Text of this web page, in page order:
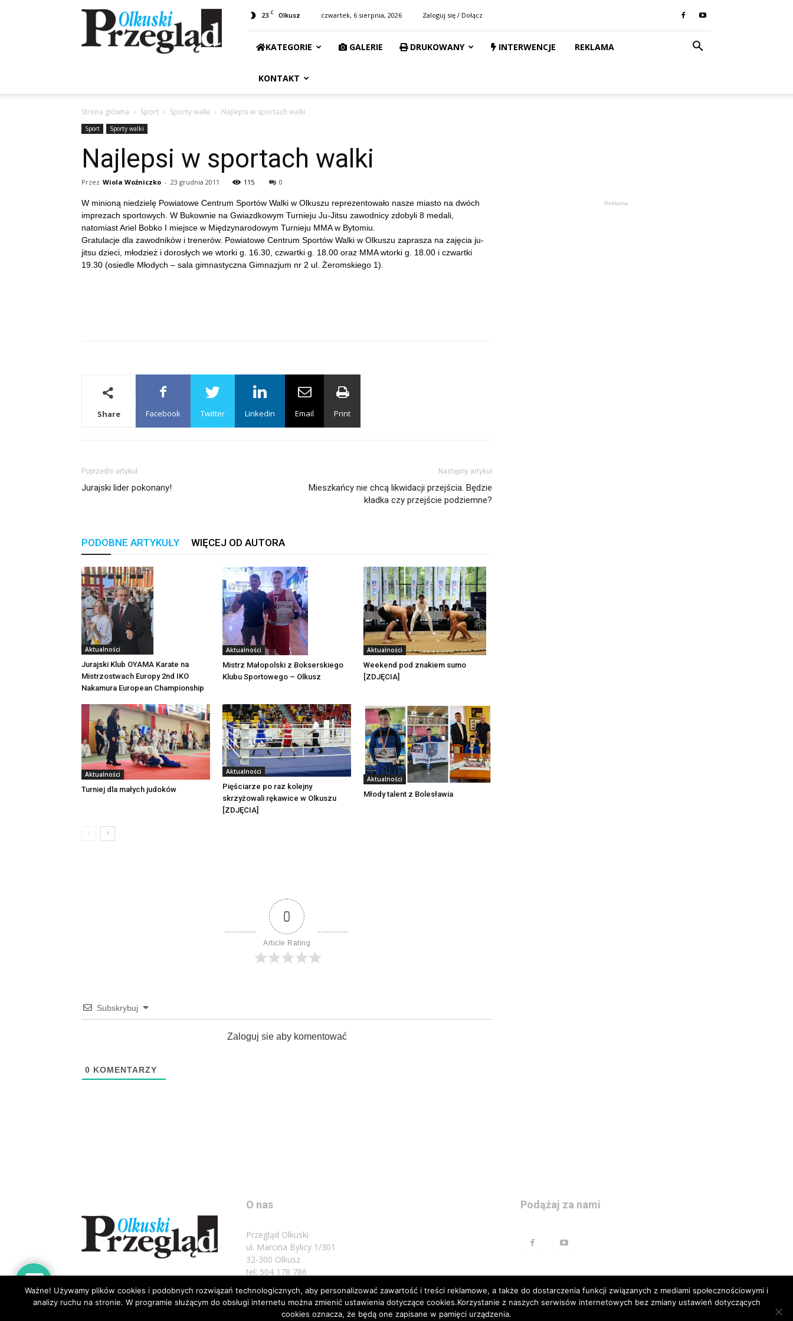
Przegląd
Olkuski
23 C Olkusz czwartek, 6 sierpnia, 2026 Zaloguj się / Dołącz
KATEGORIE GALERIE DRUKOWANY INTERWENCJE REKLAMA
KONTAKT
Strona główna Sport Sporty walki Najlepsi w sportach walki
Sport Sporty walki
Najlepsi w sportach walki
Przez Wiola Woźniczko - 23 grudnia 2011 115 0
W minioną niedzielę Powiatowe Centrum Sportów Walki w Olkuszu reprezentowało nasze miasto na dwóch
imprezach sportowych. W Bukownie na Gwiazdkowym Turnieju Ju-Jitsu zawodnicy zdobyli 8 medali,
natomiast Ariel Bobko I miejsce w Międzynarodowym Turnieju MMA w Bytomiu.
Gratulacje dla zawodników i trenerów. Powiatowe Centrum Sportów Walki w Olkuszu zaprasza na zajęcia ju-
jitsu dzieci, młodzież i dorosłych we wtorki g. 16.30, czwartki g. 18.00 oraz MMA wtorki g. 18.00 i czwartki
19.30 (osiedle Młodych – sala gimnastyczna Gimnazjum nr 2 ul. Żeromskiego 1).
Share Facebook Twitter Linkedin Email Print
Poprzedni artykuł
Jurajski lider pokonany!
Następny artykuł
Mieszkańcy nie chcą likwidacji przejścia. Będzie
kładka czy przejście podziemne?
PODOBNE ARTYKUŁY WIĘCEJ OD AUTORA
Aktualności
Jurajski Klub OYAMA Karate na
Mistrzostwach Europy 2nd IKO
Nakamura European Championship
Aktualności
Mistrz Małopolski z Bokserskiego
Klubu Sportowego – Olkusz
Aktualności
Weekend pod znakiem sumo
[ZDJĘCIA]
Aktualności
Turniej dla małych judoków
Aktualności
Pięściarze po raz kolejny
skrzyżowali rękawice w Olkuszu
[ZDJĘCIA]
Aktualności
Młody talent z Bolesławia
0
Article Rating
Subskrybuj
Zaloguj sie aby komentować
0 KOMENTARZY
Reklama
O nas
Przegląd Olkuski
ul. Marcina Bylicy 1/301
32-300 Olkusz
tel: 504 178 786
Napisz do nas: biuro@przeglad.olkuski.pl
Podążaj za nami
Ważne! Używamy plików cookies i podobnych rozwiązań technologicznych, aby personalizować zawartość i treści reklamowe, a także do dostarczenia funkcji związanych z mediami społecznościowymi i
analizy ruchu na stronie. W programie służącym do obsługi internetu można zmienić ustawienia dotyczące cookies.Korzystanie z naszych serwisów internetowych bez zmiany ustawień dotyczących
cookies oznacza, że będą one zapisane w pamięci urządzenia.